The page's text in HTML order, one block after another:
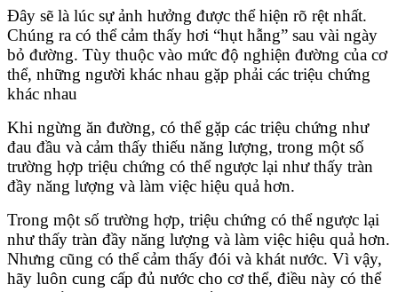
Đây sẽ là lúc sự ảnh hưởng được thể hiện rõ rệt nhất.
Chúng ra có thể cảm thấy hơi “hụt hẫng” sau vài ngày
bỏ đường. Tùy thuộc vào mức độ nghiện đường của cơ
thể, những người khác nhau gặp phải các triệu chứng
khác nhau
Khi ngừng ăn đường, có thể gặp các triệu chứng như
đau đầu và cảm thấy thiếu năng lượng, trong một số
trường hợp triệu chứng có thể ngược lại như thấy tràn
đầy năng lượng và làm việc hiệu quả hơn.
Trong một số trường hợp, triệu chứng có thể ngược lại
như thấy tràn đầy năng lượng và làm việc hiệu quả hơn.
Nhưng cũng có thể cảm thấy đói và khát nước. Vì vậy,
hãy luôn cung cấp đủ nước cho cơ thể, điều này có thể